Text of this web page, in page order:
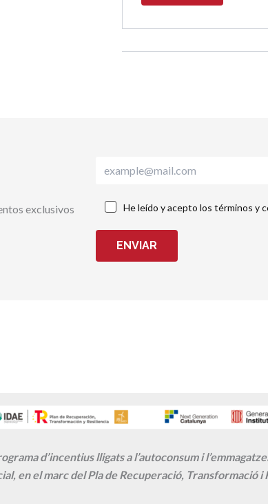
exclusivos
He leído y acepto los términos y
ENVIAR
d’incentius lligats a l’autoconsum i
en el marc del Pla de Recuperació, Transformació